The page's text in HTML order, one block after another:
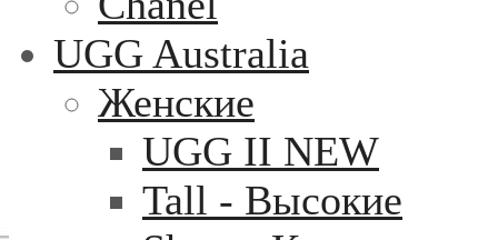
UGG Australia
Женские
UGG II NEW
Tall - Высокие